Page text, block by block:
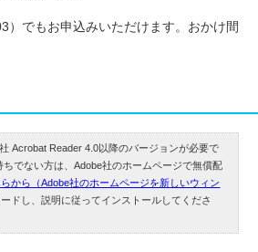
）でもお申込みいただけます。おかけ間
Acrobat Reader 4.0以降のバージョンが必要で
でない方は、Adobe社のホームページで無償配
らから（Adobe社のホームページを新しいウィン
ドし、説明に従ってインストールしてくださ